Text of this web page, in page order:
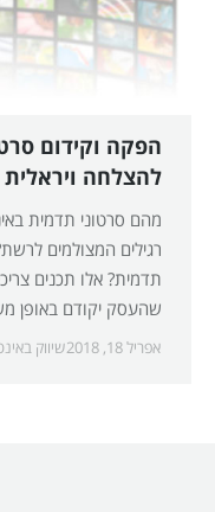
הפקה וקידום
להצלחה ויראלית
מהם סרטוני תדמית
רגילים המצולמים
תדמית? אלו תכנים
שהעסק יקודם באופן
אפריל 18, 2018 שיווק